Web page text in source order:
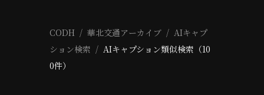
CODH 華北交通アーカイブ
AIキャプ
ション検索
AIキャプション類似検索（10
0件）